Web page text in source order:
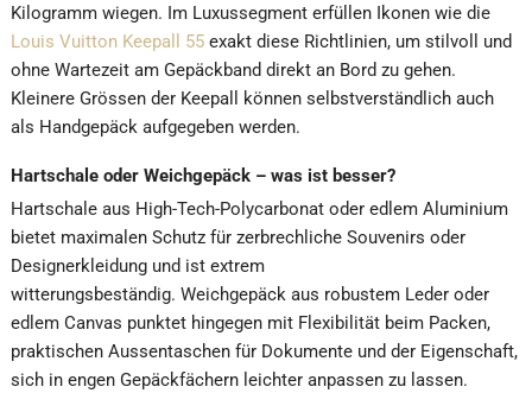
Kilogramm wiegen. Im Luxussegment erfüllen Ikonen wie die
Louis Vuitton Keepall 55 exakt diese Richtlinien, um stilvoll und
ohne Wartezeit am Gepäckband direkt an Bord zu gehen.
Kleinere Grössen der Keepall können selbstverständlich auch
als Handgepäck aufgegeben werden.
Hartschale oder Weichgepäck – was ist besser?
Hartschale aus High-Tech-Polycarbonat oder edlem Aluminium
bietet maximalen Schutz für zerbrechliche Souvenirs oder
Designerkleidung und ist extrem
witterungsbeständig. Weichgepäck aus robustem Leder oder
edlem Canvas punktet hingegen mit Flexibilität beim Packen,
praktischen Aussentaschen für Dokumente und der Eigenschaft,
sich in engen Gepäckfächern leichter anpassen zu lassen.